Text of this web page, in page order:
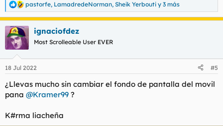
R
e
a
c
c
i
e
:
pastorfe, LamadredeNorman, Sheik Yerbouti y 3 más
ignaciofdez
Most Scrolleable User EVER
18 Jul 2022 #5
¿Llevas mucho sin cambiar el fondo de pantalla del movil
pana @Kramer99 ?
K#rma liacheña